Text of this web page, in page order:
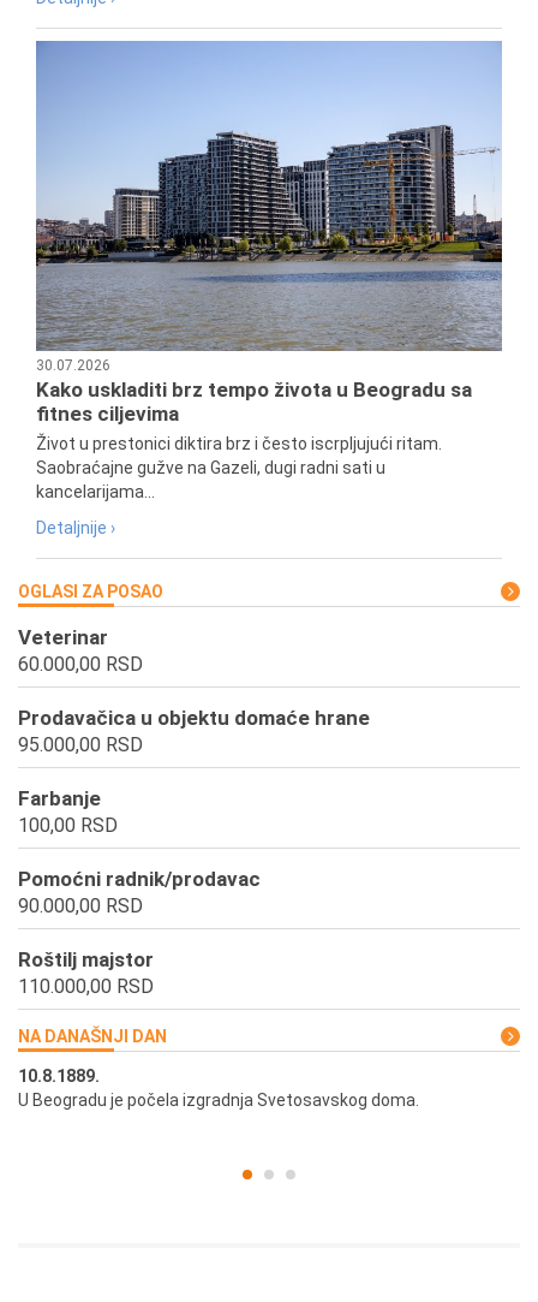
30.07.2026
Kako uskladiti brz tempo života u Beogradu sa
fitnes ciljevima
Život u prestonici diktira brz i često iscrpljujući ritam.
Saobraćajne gužve na Gazeli, dugi radni sati u
kancelarijama...
Detaljnije ›
OGLASI ZA POSAO
Veterinar
60.000,00 RSD
Prodavačica u objektu domaće hrane
95.000,00 RSD
Farbanje
100,00 RSD
Pomoćni radnik/prodavac
90.000,00 RSD
Roštilj majstor
110.000,00 RSD
NA DANAŠNJI DAN
10.8.1889.
U Beogradu je počela izgradnja Svetosavskog doma.